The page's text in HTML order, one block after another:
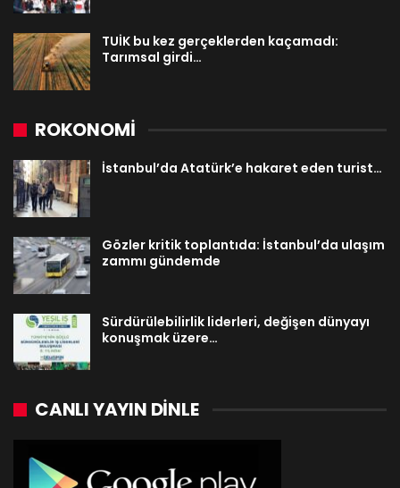
TUİK bu kez gerçeklerden kaçamadı:
Tarımsal girdi…
ROKONOMİ
İstanbul’da Atatürk’e hakaret eden turist…
Gözler kritik toplantıda: İstanbul’da ulaşım
zammı gündemde
Sürdürülebilirlik liderleri, değişen dünyayı
konuşmak üzere…
CANLI YAYIN DINLE